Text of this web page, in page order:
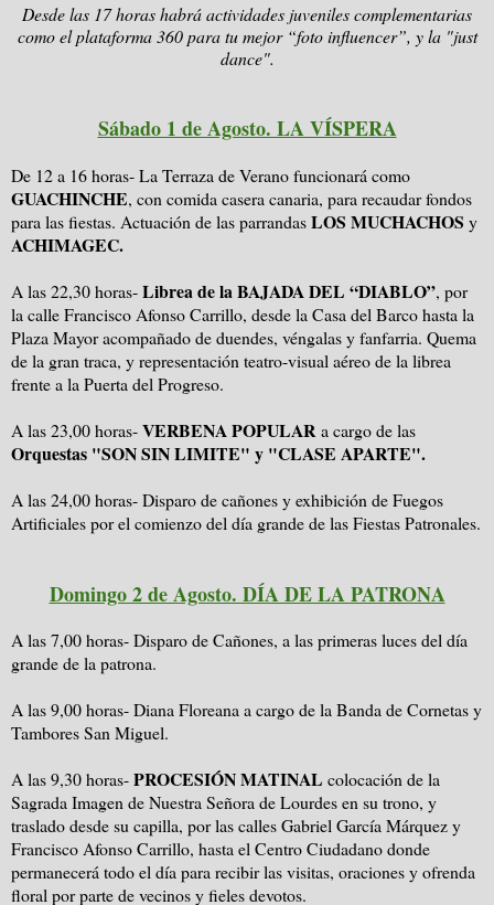
Desde las 17 horas habrá actividades juveniles complementarias
como el plataforma 360 para tu mejor “foto influencer”, y la "just
dance".
Sábado 1 de Agosto. LA VÍSPERA
De 12 a 16 horas- La Terraza de Verano funcionará como
GUACHINCHE, con comida casera canaria, para recaudar fondos
para las fiestas. Actuación de las parrandasLOS MUCHACHOS y
ACHIMAGEC.
A las 22,30 horas-Librea de la BAJADA DEL “DIABLO”, por
la calle Francisco Afonso Carrillo, desde la Casa del Barco hasta la
Plaza Mayor acompañado de duendes, véngalas y fanfarria. Quema
de la gran traca, y representación teatro-visual aéreo de la librea
frente a la Puerta del Progreso.
A las 23,00 horas-VERBENA POPULARa cargo de las
Orquestas "SON SIN LIMITE" y "CLASE APARTE".
A las 24,00 horas- Disparo de cañones y exhibición de Fuegos
Artificiales por el comienzo del día grande de las Fiestas Patronales.
Domingo 2 de Agosto. DÍA DE LA PATRONA
A las 7,00 horas- Disparo de Cañones, a las primeras luces del día
grande de la patrona.
A las 9,00 horas- Diana Floreana a cargo de la Banda de Cornetas y
Tambores San Miguel.
A las 9,30 horas-PROCESIÓN MATINAL colocación de la
Sagrada Imagen de Nuestra Señora de Lourdes en su trono, y
traslado desde su capilla, por las calles Gabriel García Márquez y
Francisco Afonso Carrillo, hasta el Centro Ciudadano donde
permanecerá todo el día para recibir las visitas, oraciones y ofrenda
floral por parte de vecinos y fieles devotos.